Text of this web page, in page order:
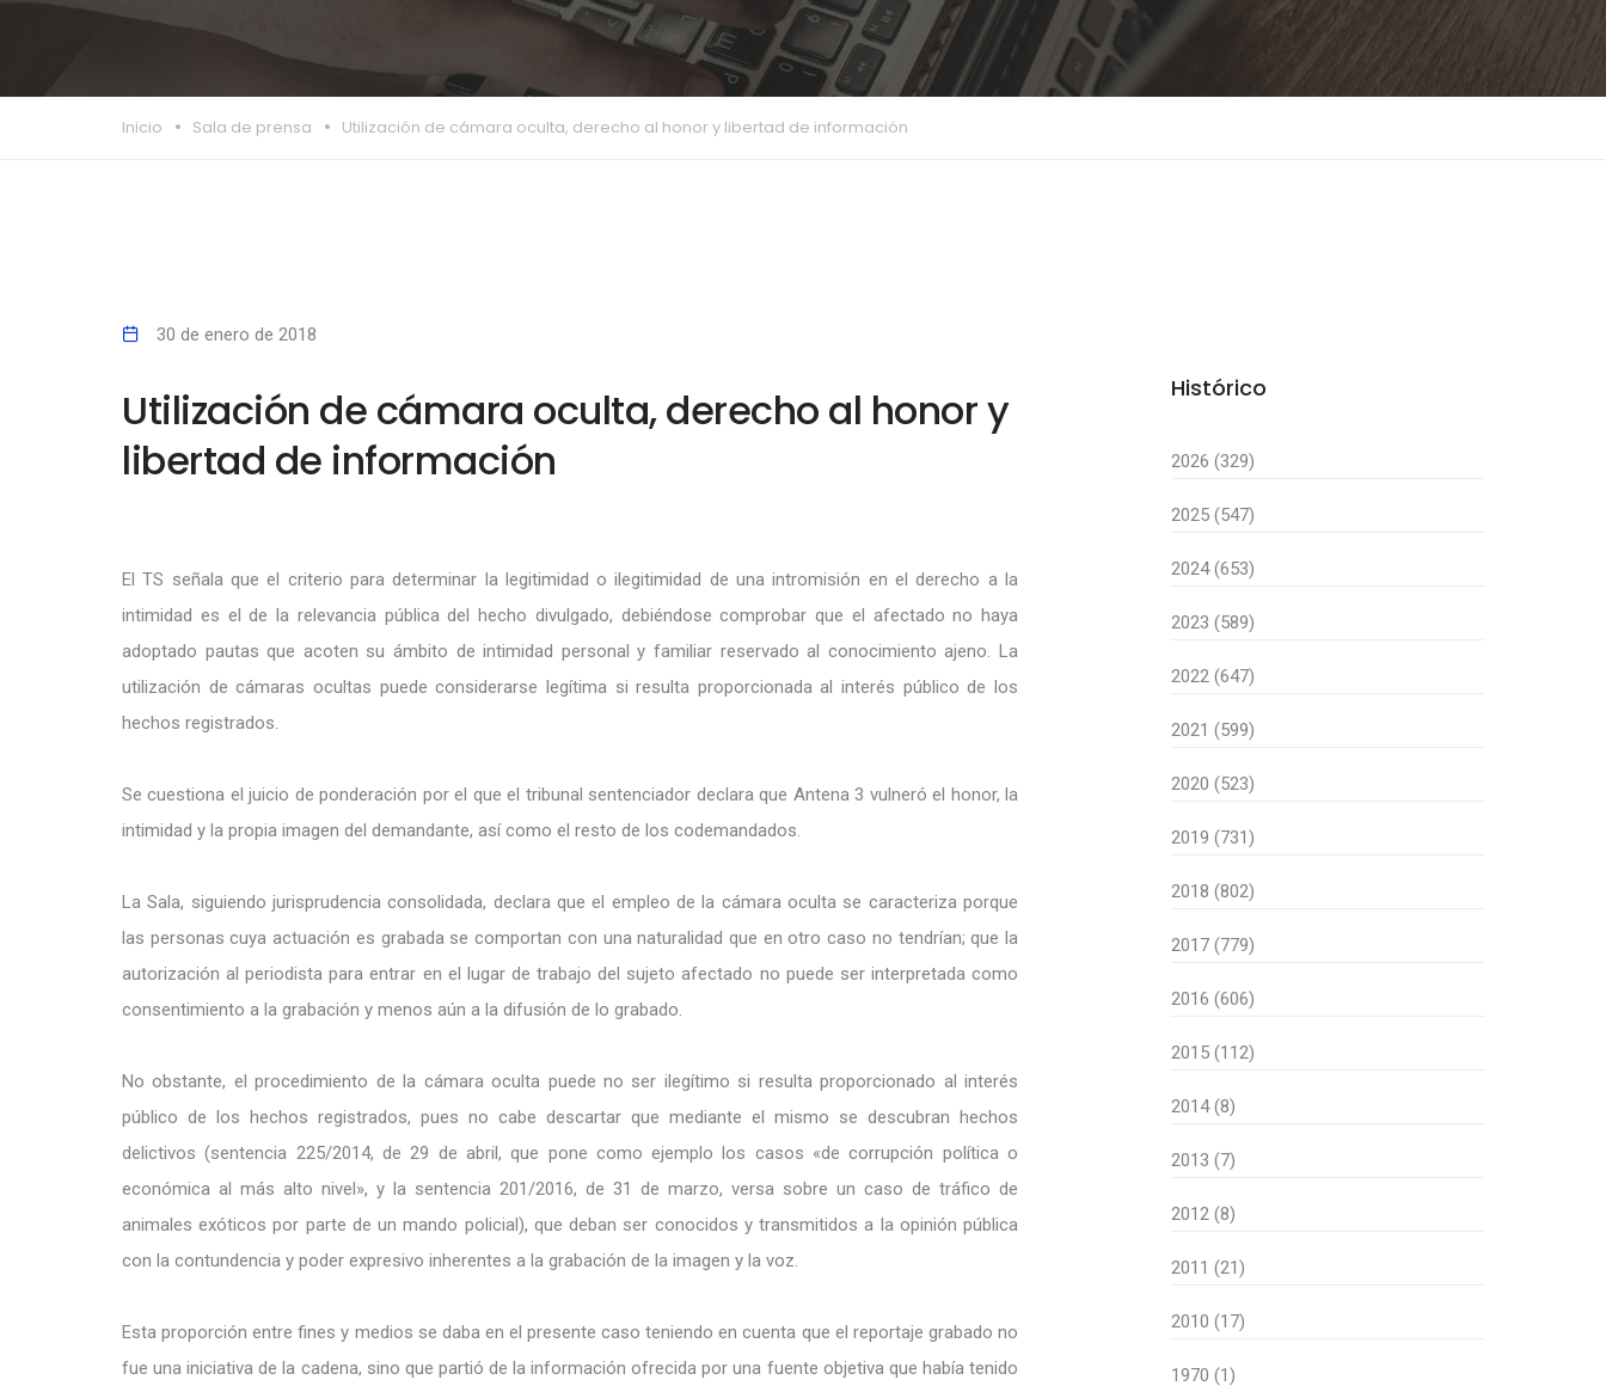
Inicio Sala de prensa Utilización de cámara oculta, derecho al honor y libertad de información
30 de enero de 2018
Utilización de cámara oculta, derecho al honor y
libertad de información
El TS señala que el criterio para determinar la legitimidad o ilegitimidad de una intromisión en el derecho a la
intimidad es el de la relevancia pública del hecho divulgado, debiéndose comprobar que el afectado no haya
adoptado pautas que acoten su ámbito de intimidad personal y familiar reservado al conocimiento ajeno. La
utilización de cámaras ocultas puede considerarse legítima si resulta proporcionada al interés público de los
hechos registrados.
Se cuestiona el juicio de ponderación por el que el tribunal sentenciador declara que Antena 3 vulneró el honor, la
intimidad y la propia imagen del demandante, así como el resto de los codemandados.
La Sala, siguiendo jurisprudencia consolidada, declara que el empleo de la cámara oculta se caracteriza porque
las personas cuya actuación es grabada se comportan con una naturalidad que en otro caso no tendrían; que la
autorización al periodista para entrar en el lugar de trabajo del sujeto afectado no puede ser interpretada como
consentimiento a la grabación y menos aún a la difusión de lo grabado.
No obstante, el procedimiento de la cámara oculta puede no ser ilegítimo si resulta proporcionado al interés
público de los hechos registrados, pues no cabe descartar que mediante el mismo se descubran hechos
delictivos (sentencia 225/2014, de 29 de abril, que pone como ejemplo los casos «de corrupción política o
económica al más alto nivel», y la sentencia 201/2016, de 31 de marzo, versa sobre un caso de tráfico de
animales exóticos por parte de un mando policial), que deban ser conocidos y transmitidos a la opinión pública
con la contundencia y poder expresivo inherentes a la grabación de la imagen y la voz.
Esta proporción entre fines y medios se daba en el presente caso teniendo en cuenta que el reportaje grabado no
fue una iniciativa de la cadena, sino que partió de la información ofrecida por una fuente objetiva que había tenido
Histórico
2026 (329)
2025 (547)
2024 (653)
2023 (589)
2022 (647)
2021 (599)
2020 (523)
2019 (731)
2018 (802)
2017 (779)
2016 (606)
2015 (112)
2014 (8)
2013 (7)
2012 (8)
2011 (21)
2010 (17)
1970 (1)